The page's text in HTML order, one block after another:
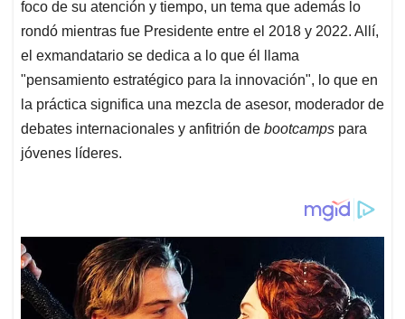
foco de su atención y tiempo, un tema que además lo
rondó mientras fue Presidente entre el 2018 y 2022. Allí,
el exmandatario se dedica a lo que él llama
"pensamiento estratégico para la innovación", lo que en
la práctica significa una mezcla de asesor, moderador de
debates internacionales y anfitrión de bootcamps para
jóvenes líderes.